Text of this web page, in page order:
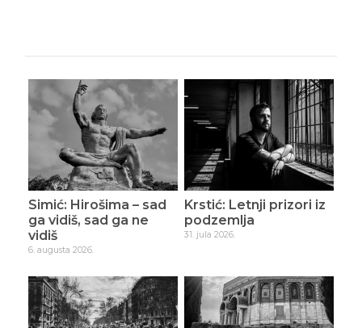
Simić: Hirošima – sad
ga vidiš, sad ga ne
vidiš
6. augusta 2026.
Krstić: Letnji prizori iz
podzemlja
31. jula 2026.